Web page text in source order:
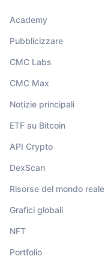
Academy
Pubblicizzare
CMC Labs
CMC Max
Notizie principali
ETF su Bitcoin
API Crypto
DexScan
Risorse del mondo reale
Grafici globali
NFT
Portfolio